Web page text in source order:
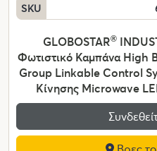
SKU
GLOBOSTAR®
Φωτιστικό Καμπάνα High
Group Linkable Control
Κίνησης Microwave